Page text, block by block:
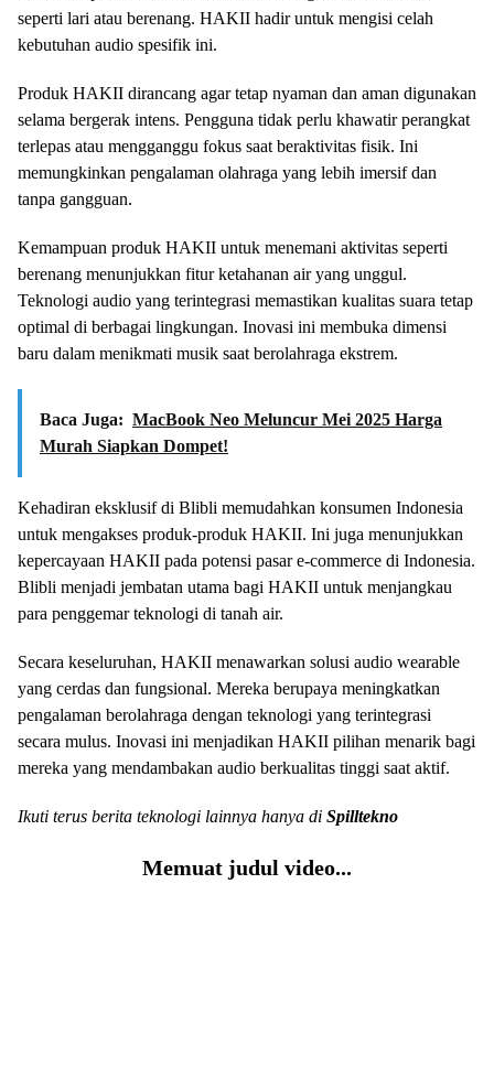
seperti lari atau berenang. HAKII hadir untuk mengisi celah
kebutuhan audio spesifik ini.
Produk HAKII dirancang agar tetap nyaman dan aman digunakan
selama bergerak intens. Pengguna tidak perlu khawatir perangkat
terlepas atau mengganggu fokus saat beraktivitas fisik. Ini
memungkinkan pengalaman olahraga yang lebih imersif dan
tanpa gangguan.
Kemampuan produk HAKII untuk menemani aktivitas seperti
berenang menunjukkan fitur ketahanan air yang unggul.
Teknologi audio yang terintegrasi memastikan kualitas suara tetap
optimal di berbagai lingkungan. Inovasi ini membuka dimensi
baru dalam menikmati musik saat berolahraga ekstrem.
Baca Juga: MacBook Neo Meluncur Mei 2025 Harga
Murah Siapkan Dompet!
Kehadiran eksklusif di Blibli memudahkan konsumen Indonesia
untuk mengakses produk-produk HAKII. Ini juga menunjukkan
kepercayaan HAKII pada potensi pasar e-commerce di Indonesia.
Blibli menjadi jembatan utama bagi HAKII untuk menjangkau
para penggemar teknologi di tanah air.
Secara keseluruhan, HAKII menawarkan solusi audio wearable
yang cerdas dan fungsional. Mereka berupaya meningkatkan
pengalaman berolahraga dengan teknologi yang terintegrasi
secara mulus. Inovasi ini menjadikan HAKII pilihan menarik bagi
mereka yang mendambakan audio berkualitas tinggi saat aktif.
Ikuti terus berita teknologi lainnya hanya di Spilltekno
Memuat judul video...